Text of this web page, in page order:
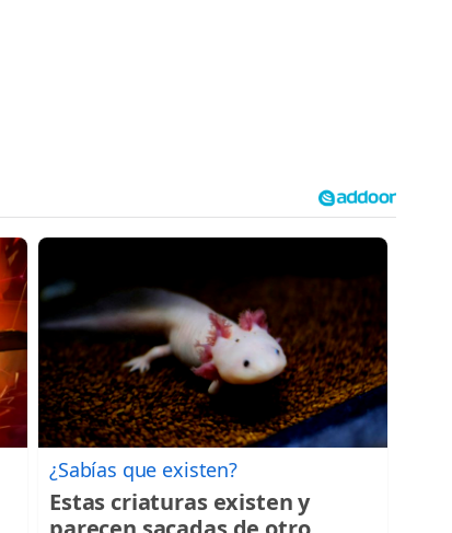
¿Sabías que existen?
Estas criaturas existen y